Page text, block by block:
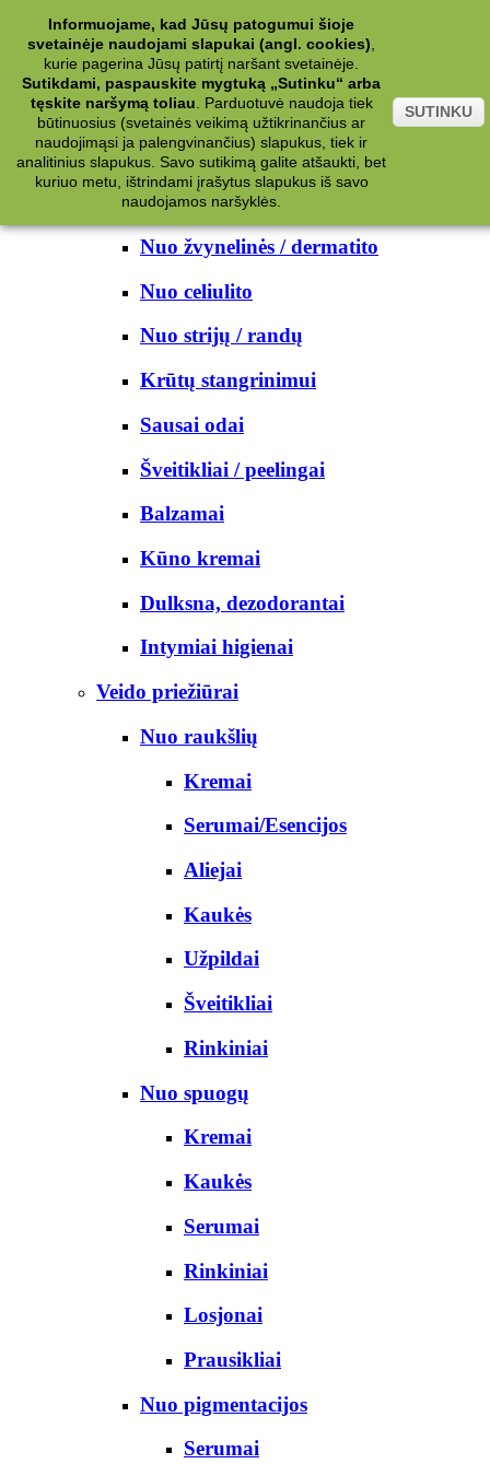
Kategorijos
Kosmetika
Kūno priežiūrai
Nuo prakaito
Kūno prausikliai
Nuo žvynelinės / dermatito
Nuo celiulito
Nuo strijų / randų
Krūtų stangrinimui
Sausai odai
Šveitikliai / peelingai
Balzamai
Kūno kremai
Dulksna, dezodorantai
Intymiai higienai
Veido priežiūrai
Nuo raukšlių
Kremai
Serumai/Esencijos
Aliejai
Kaukės
Užpildai
Šveitikliai
Rinkiniai
Nuo spuogų
Kremai
Kaukės
Serumai
Rinkiniai
Losjonai
Prausikliai
Nuo pigmentacijos
Serumai
Informuojame, kad Jūsų patogumui šioje
svetainėje naudojami slapukai (angl. cookies)
kurie pagerina Jūsų patirtį naršant svetainėje.
Sutikdami, paspauskite mygtuką „Sutinku“ arba
tęskite naršymą toliau
Parduotuvė naudoja tiek
būtinuosius (svetainės veikimą užtikrinančius ar
naudojimąsi ja palengvinančius) slapukus, tiek ir
analitinius slapukus. Savo sutikimą galite atšaukti, bet
kuriuo metu, ištrindami įrašytus slapukus iš savo
naudojamos naršyklės.
SUTINKU